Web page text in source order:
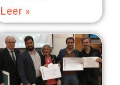
Leer »